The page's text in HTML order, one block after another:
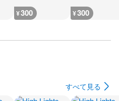
¥300 ¥300
すべて見る